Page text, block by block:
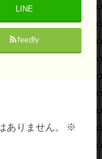
LINE
feedly
ありません。
※